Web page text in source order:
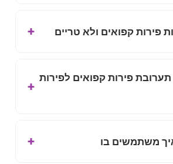
פירות קפואים ולא טריים
פירות קפואים לפירות
משתמשים בו